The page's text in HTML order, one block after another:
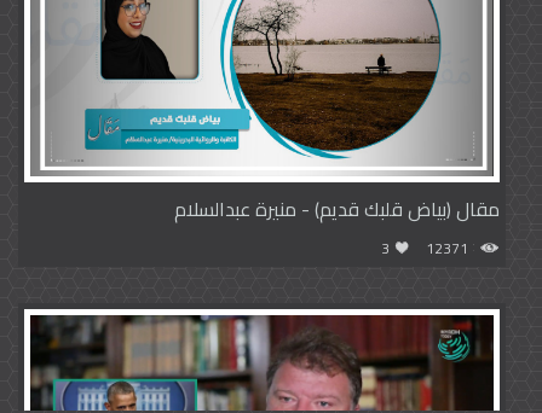
مقال (بياض قلبك قديم) - منيرة عبدالسلام
12371
3